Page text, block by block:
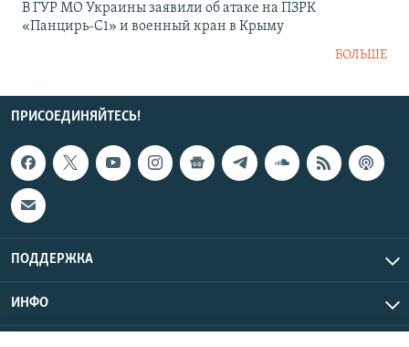
В ГУР МО Украины заявили об атаке на ПЗРК
«Панцирь-С1» и военный кран в Крыму
БОЛЬШЕ
ПРИСОЕДИНЯЙТЕСЬ!
ПОДДЕРЖКА
ИНФО